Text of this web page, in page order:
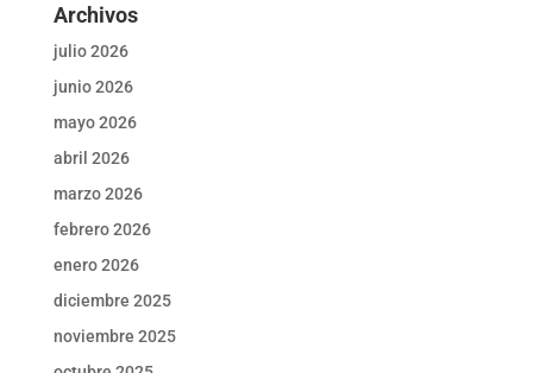
Archivos
julio 2026
junio 2026
mayo 2026
abril 2026
marzo 2026
febrero 2026
enero 2026
diciembre 2025
noviembre 2025